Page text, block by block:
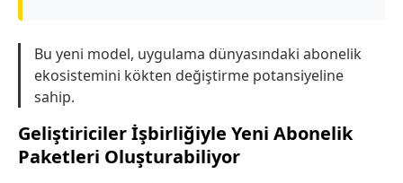
Bu yeni model, uygulama dünyasındaki abonelik
ekosistemini kökten değiştirme potansiyeline
sahip.
Geliştiriciler İşbirliğiyle Yeni Abonelik
Paketleri Oluşturabiliyor